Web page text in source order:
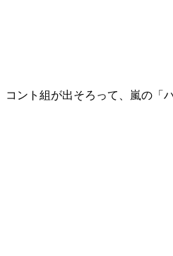
コント組が出そろって、嵐の「